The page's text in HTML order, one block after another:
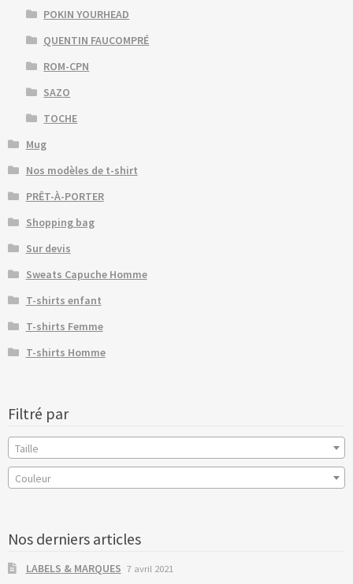
POKIN YOURHEAD
QUENTIN FAUCOMPRÉ
ROM-CPN
SAZO
TOCHE
Mug
Nos modèles de t-shirt
PRÊT-À-PORTER
Shopping bag
Sur devis
Sweats Capuche Homme
T-shirts enfant
T-shirts Femme
T-shirts Homme
Filtré par
Taille
Couleur
Nos derniers articles
LABELS & MARQUES 7 avril 2021